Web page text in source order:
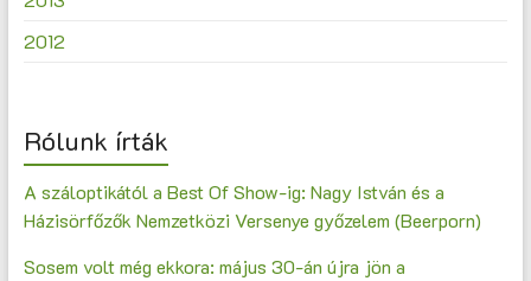
2012
Rólunk írták
A száloptikától a Best Of Show-ig: Nagy István és a
Házisörfőzők Nemzetközi Versenye győzelem (Beerporn)
Sosem volt még ekkora: május 30-án újra jön a